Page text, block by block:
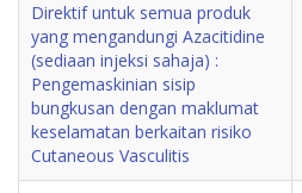
Direktif untuk semua produk
yang mengandungi Azacitidine
(sediaan injeksi sahaja) :
Pengemaskinian sisip
bungkusan dengan maklumat
keselamatan berkaitan risiko
Cutaneous Vasculitis